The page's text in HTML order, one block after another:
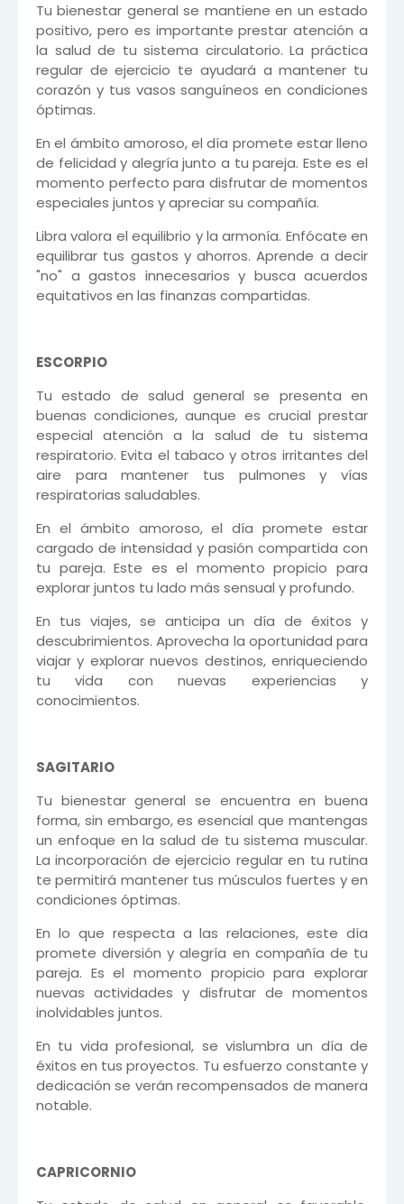
Tu bienestar general se mantiene en un estado
positivo, pero es importante prestar atención a
la salud de tu sistema circulatorio. La práctica
regular de ejercicio te ayudará a mantener tu
corazón y tus vasos sanguíneos en condiciones
óptimas.
En el ámbito amoroso, el día promete estar lleno
de felicidad y alegría junto a tu pareja. Este es el
momento perfecto para disfrutar de momentos
especiales juntos y apreciar su compañía.
Libra valora el equilibrio y la armonía. Enfócate en
equilibrar tus gastos y ahorros. Aprende a decir
"no" a gastos innecesarios y busca acuerdos
equitativos en las finanzas compartidas.
ESCORPIO
Tu estado de salud general se presenta en
buenas condiciones, aunque es crucial prestar
especial atención a la salud de tu sistema
respiratorio. Evita el tabaco y otros irritantes del
aire para mantener tus pulmones y vías
respiratorias saludables.
En el ámbito amoroso, el día promete estar
cargado de intensidad y pasión compartida con
tu pareja. Este es el momento propicio para
explorar juntos tu lado más sensual y profundo.
En tus viajes, se anticipa un día de éxitos y
descubrimientos. Aprovecha la oportunidad para
viajar y explorar nuevos destinos, enriqueciendo
tu vida con nuevas experiencias y
conocimientos.
SAGITARIO
Tu bienestar general se encuentra en buena
forma, sin embargo, es esencial que mantengas
un enfoque en la salud de tu sistema muscular.
La incorporación de ejercicio regular en tu rutina
te permitirá mantener tus músculos fuertes y en
condiciones óptimas.
En lo que respecta a las relaciones, este día
promete diversión y alegría en compañía de tu
pareja. Es el momento propicio para explorar
nuevas actividades y disfrutar de momentos
inolvidables juntos.
En tu vida profesional, se vislumbra un día de
éxitos en tus proyectos. Tu esfuerzo constante y
dedicación se verán recompensados de manera
notable.
CAPRICORNIO